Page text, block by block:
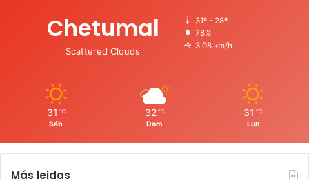
Chetumal
Scattered Clouds
31º - 28º
78%
3.08 km/h
31 ℃
Sáb
32 ℃
Dom
31 ℃
Lun
Más leidas